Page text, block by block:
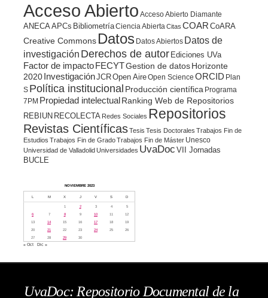
Acceso Abierto Acceso Abierto Diamante
ANECAAPCs BibliometríaCiencia Abierta Citas COAR CoARA
Creative Commons Datos Datos Abiertos Datos de
investigación Derechos de autor Ediciones UVa
Factor de impacto FECYTGestion de datosHorizonte
2020 InvestigaciónJCROpen AireOpen Science ORCID Plan
S Política institucional Producción científica Programa
7PM Propiedad intelectualRanking Web de Repositorios
REBIUN RECOLECTA Redes Sociales Repositorios
Revistas CientíficasTesis Tesis Doctorales Trabajos Fin de
Estudios Trabajos Fin de GradoTrabajos Fin de Máster Unesco
Universidad de Valladolid Universidades UvaDoc VII Jornadas
BUCLE
NOVIEMBRE 2023
L M X J V S D
1 2 3 4
5
6
7 8 9 10 11
12
13
14 15 16 17 18
19
20
21 22 23 24 25
26
27
28 29 30
« Oct Dic »
UvaDoc: Repositorio Documental de la